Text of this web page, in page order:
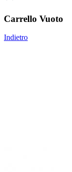
Carrello Vuoto
Indietro